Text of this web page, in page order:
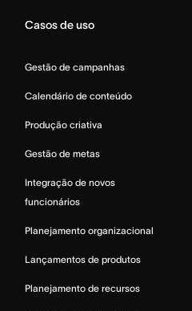
Casos de uso
Gestão de campanhas
Calendário de conteúdo
Produção criativa
Gestão de metas
Integração de novos
funcionários
Planejamento organizacional
Lançamentos de produtos
Planejamento de recursos